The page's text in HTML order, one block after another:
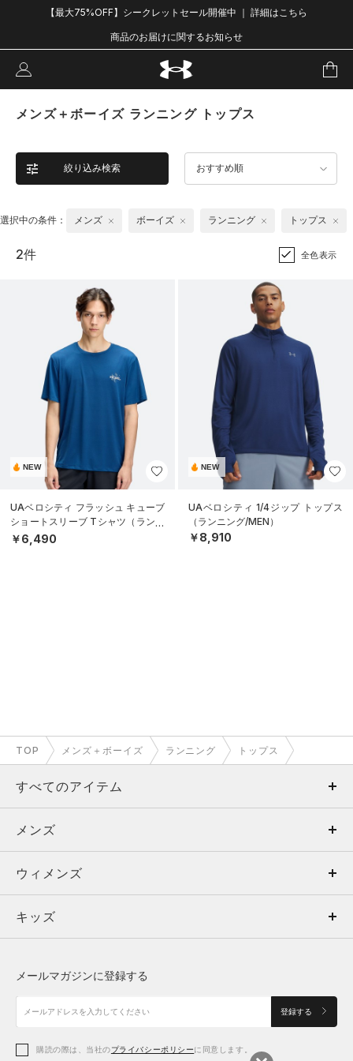
【最大75%OFF】シークレットセール開催中 ｜ 詳細はこちら
商品のお届けに関するお知らせ
メンズ＋ボーイズ ランニング トップス
絞り込み検索 おすすめ順
選択中の条件： メンズ ボーイズ ランニング トップス
2件 全色表示
NEW
UAベロシティ フラッシュ キューブ
ショートスリーブ Tシャツ（ランニ
ング/MEN）
￥6,490
NEW
UAベロシティ 1/4ジップ トップス
（ランニング/MEN）
￥8,910
TOP メンズ＋ボーイズ ランニング トップス
すべてのアイテム
メンズ
ウィメンズ
キッズ
アクセサリー
メンズ
トップス
ボトムス
アクセサリー
ウィメンズ
トップス
シューズ
アクセサリー
キッズ
シューズ
メールマガジンに登録する
登録する
購読の際は、当社のプライバシーポリシーに同意します。